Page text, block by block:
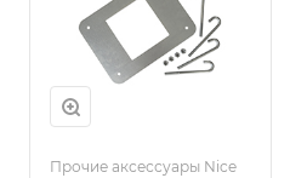
Прочие аксессуары Nice